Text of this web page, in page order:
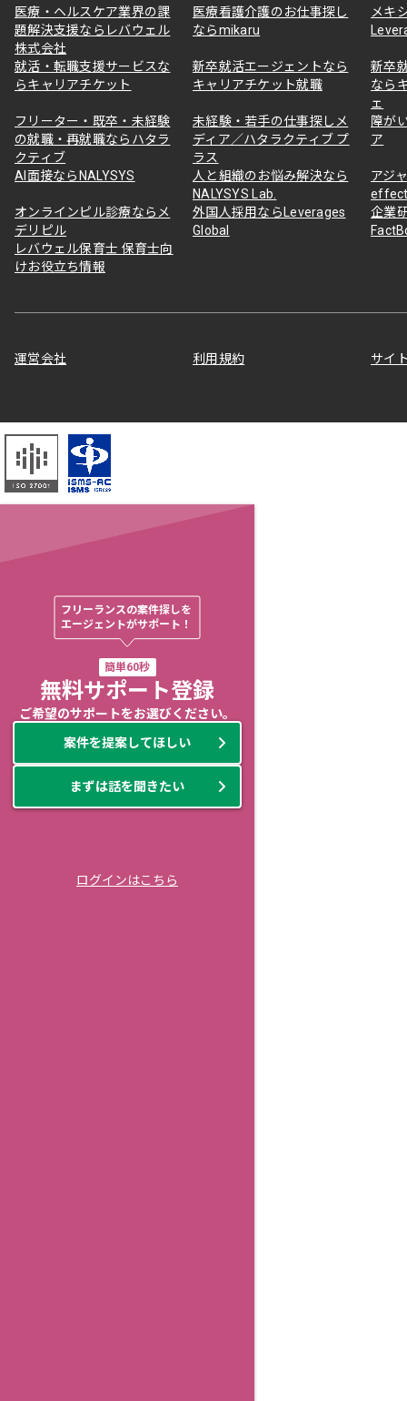
医療・ヘルスケア業界の課
題解決支援ならレバウェル
株式会社
医療看護介護のお仕事探し
ならmikaru
メキ
就活・転職支援サービスな
らキャリアチケット
新卒就活エージェントなら
キャリアチケット就職
新卒
なら
ェ
フリーター・既卒・未経験
の就職・再就職ならハタラ
クティブ
未経験・若手の仕事探しメ
ディア／ハタラクティブ プ
ラス
障が
ア
AI面接ならNALYSYS
人と組織のお悩み解決なら
NALYSYS Lab.
アジ
オンラインピル診療ならメ
デリピル
外国人採用ならLeverages
Global
企業
レバウェル保育士 保育士向
けお役立ち情報
運営会社 利用規約 サイ
フリーランスの案件探しを
エージェントがサポート！
簡単60秒
無料サポート登録
ご希望のサポートをお選びください。
案件を提案してほしい
まずは話を聞きたい
ログインはこちら